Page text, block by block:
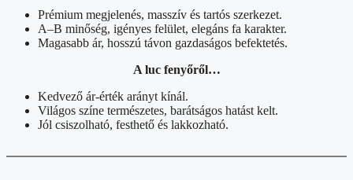
mennyiségPrémium megjelenés, masszív és tartós szerkezet.
A–B minőség, igényes felület, elegáns fa karakter.
Magasabb ár, hosszú távon gazdaságos befektetés.
A luc fenyőről…
Kedvező ár-érték arányt kínál.
Világos színe természetes, barátságos hatást kelt.
Jól csiszolható, festhető és lakkozható.